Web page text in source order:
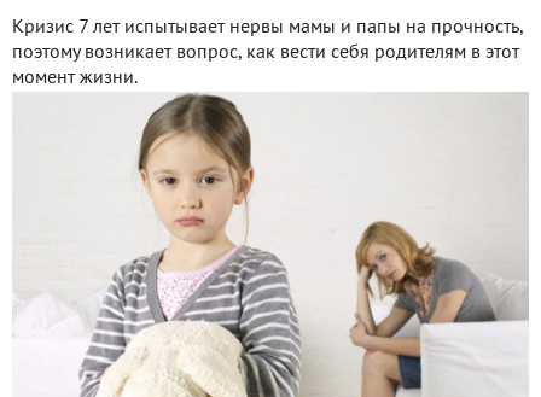
Кризис 7 лет испытывает нервы мамы и папы на прочность,
поэтому возникает вопрос, как вести себя родителям в этот
момент жизни.